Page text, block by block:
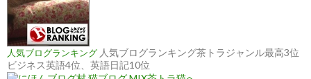
人気ブログランキング 人気ブログランキング茶トラジャンル最高3位
ビジネス英語4位、英語日記10位